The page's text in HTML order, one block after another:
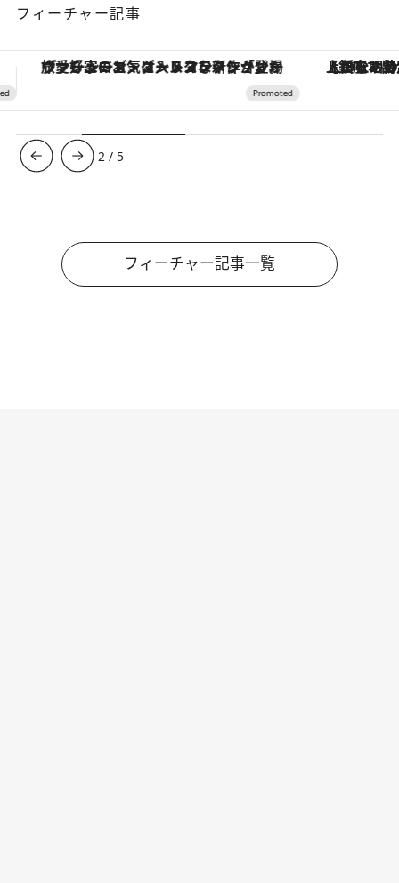
フィーチャー記事
【銀座で出合う最旬美容】美髪ケアや上質な眠り…セルフケアのアップデートから、特別な名入れギフトまで。大人のための「ReFa GINZA」クルーズ 【夏限定ディナーコース】旬を
3 / 5
フィーチャー記事一覧